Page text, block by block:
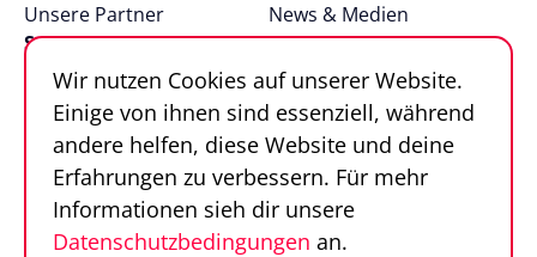
Unsere Partner
News & Medien
Support
FAQ
Kontakt
Sportfinder in 100
Sekunden
Wir nutzen Cookies auf unserer Website.
Einige von ihnen sind essenziell, während
andere helfen, diese Website und deine
Erfahrungen zu verbessern. Für mehr
Informationen sieh dir unsere
Datenschutzbedingungen an.